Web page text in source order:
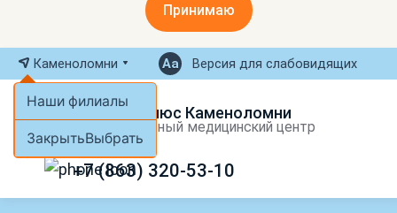
Принимаю
Каменоломни
Наши филиалы
ЗакрытьВыбрать
Версия для слабовидящих
МРТ Плюс Каменоломни
Экспертный медицинский центр
+7 (863) 320-53-10